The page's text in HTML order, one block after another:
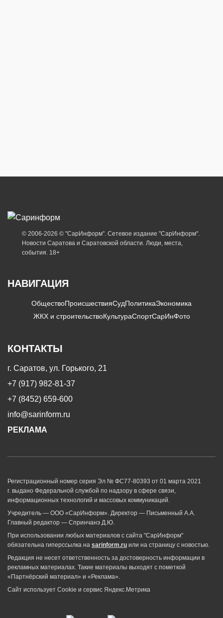
© 2006-2026 © "СарИнформ". Сетевое издание "СарИнформ".
Новости Саратова и Саратовской области. Люди, места,
события. 18+
НАВИГАЦИЯ
ОбществоПроисшествияСудПолитикаЭкономика
ЖКХ и строительствоКультураСпортСарИнФото
КОНТАКТЫ
г. Саратов, ул. Горького, 21
+7 (917) 982-81-37
+7 (8452) 659-600
info@sarinform.ru
РЕКЛАМА
Регистрационный номер серия Эл № ФС77-80393 от 01 марта 2021
г. выдано Федеральной службой по надзору в сфере связи,
информационных технологий и массовых коммуникаций.
Учредитель — ООО «СарИнформ». Директор — Письменный А.А.
Главный редактор — Спринчанэ Д.Ю.
При использовании любых материалов с сайта "СарИнформ"
обязательна гиперссылка на sarinform.ru или на страницу с новостью.
Редакция не несет ответственность за достоверность информации в
рекламных материалах. Такие материалы выходят с пометкой
«Партнёрский материал» и «Реклама».
Сайт использует Cookie и сервиc Яндекс.Метрика